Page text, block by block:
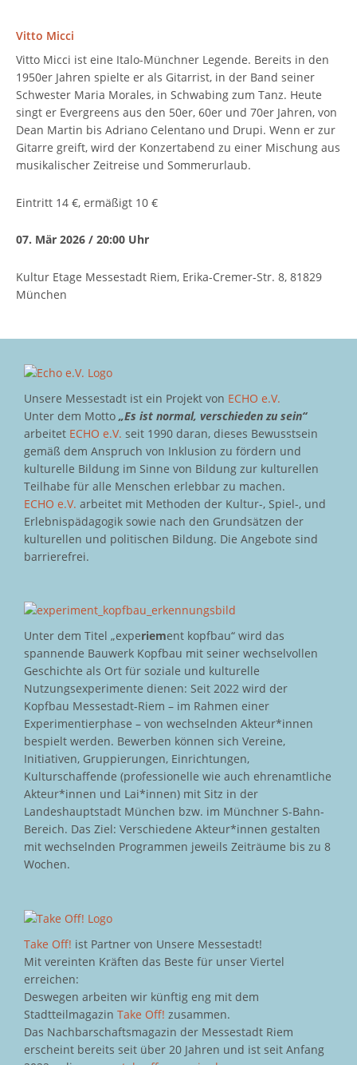
Vitto Micci
Vitto Micci ist eine Italo-Münchner Legende. Bereits in den
1950er Jahren spielte er als Gitarrist, in der Band seiner
Schwester Maria Morales, in Schwabing zum Tanz. Heute
singt er Evergreens aus den 50er, 60er und 70er Jahren, von
Dean Martin bis Adriano Celentano und Drupi. Wenn er zur
Gitarre greift, wird der Konzertabend zu einer Mischung aus
musikalischer Zeitreise und Sommerurlaub.
Eintritt 14 €, ermäßigt 10 €
07. Mär 2026 / 20:00 Uhr
Kultur Etage Messestadt Riem, Erika-Cremer-Str. 8, 81829
München
Unsere Messestadt ist ein Projekt von ECHO e.V.
Unter dem Motto „Es ist normal, verschieden zu sein“
arbeitet ECHO e.V. seit 1990 daran, dieses Bewusstsein
gemäß dem Anspruch von Inklusion zu fördern und
kulturelle Bildung im Sinne von Bildung zur kulturellen
Teilhabe für alle Menschen erlebbar zu machen.
ECHO e.V. arbeitet mit Methoden der Kultur-, Spiel-, und
Erlebnispädagogik sowie nach den Grundsätzen der
kulturellen und politischen Bildung. Die Angebote sind
barrierefrei.
Unter dem Titel „experiement kopfbau“ wird das
spannende Bauwerk Kopfbau mit seiner wechselvollen
Geschichte als Ort für soziale und kulturelle
Nutzungsexperimente dienen: Seit 2022 wird der
Kopfbau Messestadt-Riem – im Rahmen einer
Experimentierphase – von wechselnden Akteur*innen
bespielt werden. Bewerben können sich Vereine,
Initiativen, Gruppierungen, Einrichtungen,
Kulturschaffende (professionelle wie auch ehrenamtliche
Akteur*innen und Lai*innen) mit Sitz in der
Landeshauptstadt München bzw. im Münchner S-Bahn-
Bereich. Das Ziel: Verschiedene Akteur*innen gestalten
mit wechselnden Programmen jeweils Zeiträume bis zu 8
Wochen.
Take Off! ist Partner von Unsere Messestadt!
Mit vereinten Kräften das Beste für unser Viertel
erreichen:
Deswegen arbeiten wir künftig eng mit dem
Stadtteilmagazin Take Off! zusammen.
Das Nachbarschaftsmagazin der Messestadt Riem
erscheint bereits seit über 20 Jahren und ist seit Anfang